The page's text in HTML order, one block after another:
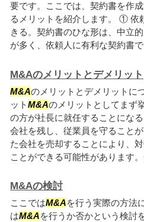
要です。ここでは、契約書を作成
るメリットを紹介します。 ① 依
きる。契約書のひな形は、中立
が多く、依頼人に有利な契約書
M&Aのメリットとデメリット
M&Aのメリットとデメリットに
ットM&Aのメリットとしてまず
の方が社長に就任することにな
会社を残し、従業員を守ること
た会社を売却することにより、
ことができる可能性があります
M&Aの検討
ここではM&Aを行う実際の方法
はM&Aを行うか否かという検討